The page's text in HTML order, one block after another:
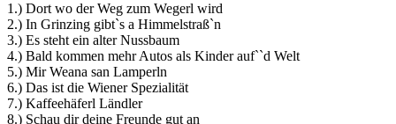
1.) Dort wo der Weg zum Wegerl wird
2.) In Grinzing gibt`s a Himmelstraß`n
3.) Es steht ein alter Nussbaum
4.) Bald kommen mehr Autos als Kinder auf``d Welt
5.) Mir Weana san Lamperln
6.) Das ist die Wiener Spezialität
7.) Kaffeehäferl Ländler
8.) Schau dir deine Freunde gut an